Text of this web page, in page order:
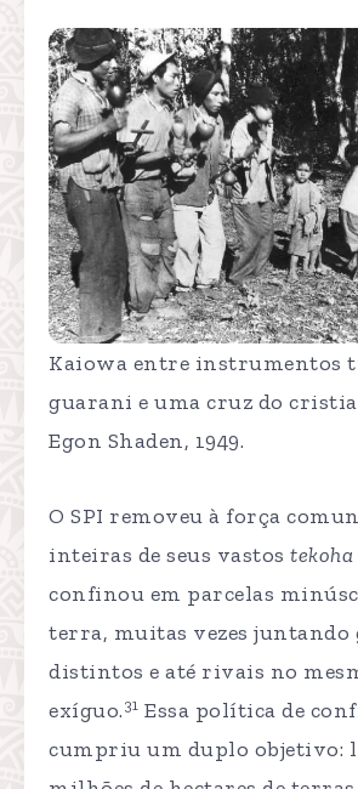
Kaiowa entre instrumentos
guarani e uma cruz do
Egon Shaden, 1949.
O SPI removeu à força
inteiras de seus vastos tekoha
confinou em parcelas
terra, muitas vezes juntando
distintos e até rivais no
exíguo.31 Essa política de
cumpriu um duplo objetivo: